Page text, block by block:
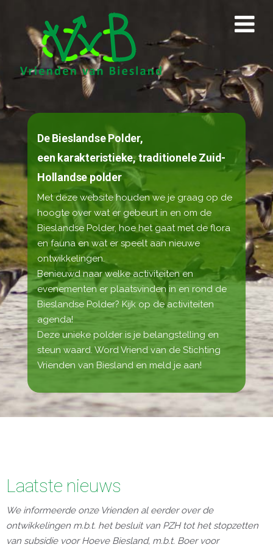
De Bieslandse Polder,
een karakteristieke, traditionele Zuid-
Hollandse polder
Met deze website houden we je graag op de
hoogte over wat er gebeurt in en om de
Bieslandse Polder, hoe het gaat met de flora
en fauna en wat er speelt aan nieuwe
ontwikkelingen.
Benieuwd naar welke activiteiten en
evenementen er plaatsvinden in en rond de
Bieslandse Polder? Kijk op de activiteiten
agenda!
Deze unieke polder is je belangstelling en
steun waard. Word Vriend van de Stichting
Vrienden van Biesland en meld je aan!
Laatste nieuws
We informeerde onze Vrienden al eerder over de
ontwikkelingen m.b.t. het besluit van PZH tot het stopzetten
van subsidie voor Hoeve Biesland, m.b.t. Boer voor